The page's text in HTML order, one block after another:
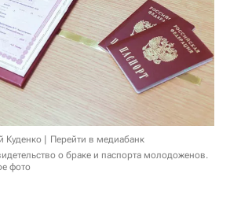
Куденко
Перейти в медиабанк
о браке и паспорта молодоженов.
фото